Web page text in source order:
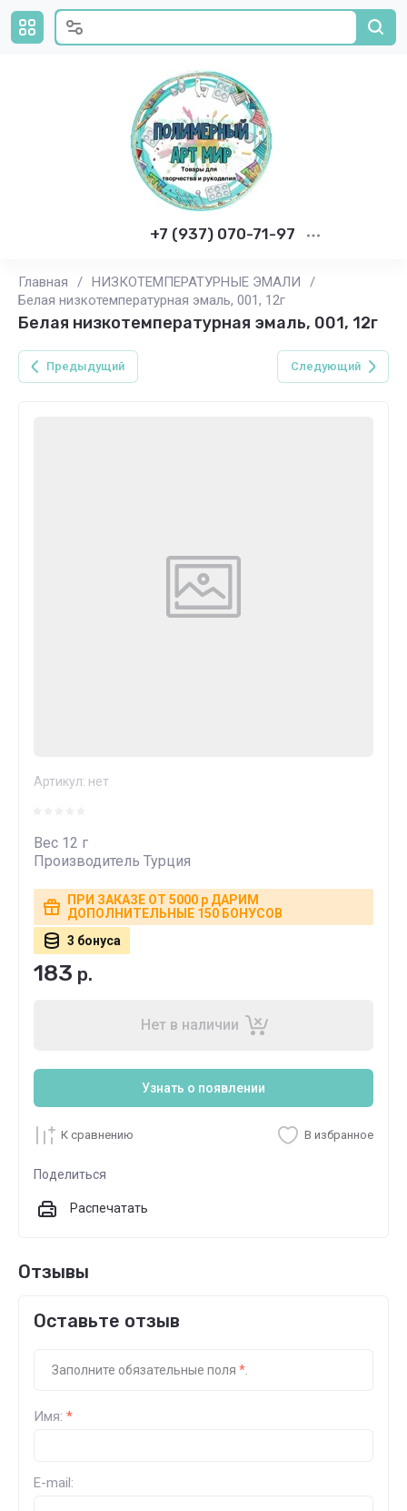
+7 (937) 070-71-97
Главная / НИЗКОТЕМПЕРАТУРНЫЕ ЭМАЛИ
/
Белая низкотемпературная эмаль, 001, 12г
Белая низкотемпературная эмаль, 001, 12г
Предыдущий Следующий
Артикул: нет
Вес 12 г
Производитель Турция
ПРИ ЗАКАЗЕ ОТ 5000 р ДАРИМ
ДОПОЛНИТЕЛЬНЫЕ 150 БОНУСОВ
3 бонуса
183 р.
Нет в наличии
Узнать о появлении
К сравнению В избранное
Поделиться
Распечатать
Отзывы
Оставьте отзыв
Заполните обязательные поля *
Имя: *
E-mail: